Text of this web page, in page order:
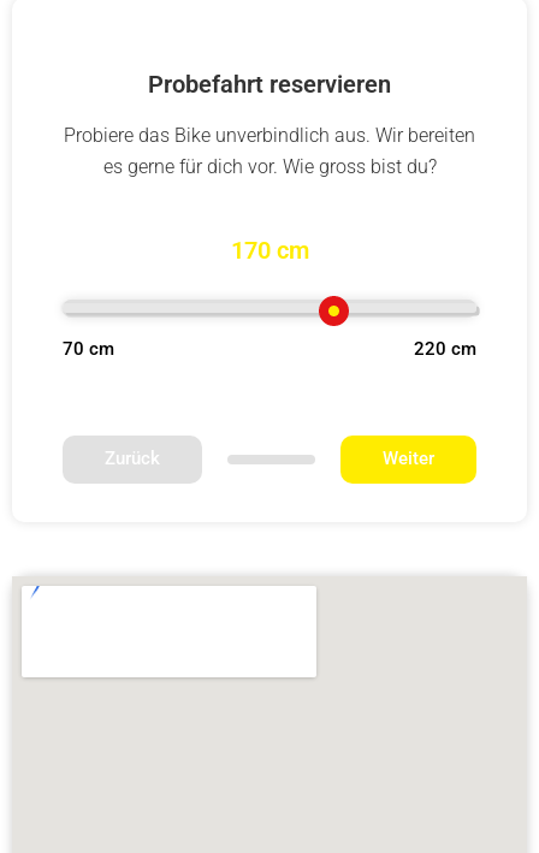
Probefahrt reservieren
Probiere das Bike unverbindlich aus. Wir bereiten
es gerne für dich vor. Wie gross bist du?
170 cm
70 cm 220 cm
Zurück Weiter